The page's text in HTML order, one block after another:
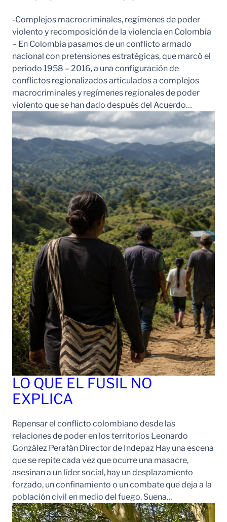
-Complejos macrocriminales, regímenes de poder
violento y recomposición de la violencia en Colombia
– En Colombia pasamos de un conflicto armado
nacional con pretensiones estratégicas, que marcó el
periodo 1958 – 2016, a una configuración de
conflictos regionalizados articulados a complejos
macrocriminales y regímenes regionales de poder
violento que se han dado después del Acuerdo…
LO QUE EL FUSIL NO
EXPLICA
Repensar el conflicto colombiano desde las
relaciones de poder en los territorios Leonardo
González Perafán Director de Indepaz Hay una escena
que se repite cada vez que ocurre una masacre,
asesinan a un líder social, hay un desplazamiento
forzado, un confinamiento o un combate que deja a la
población civil en medio del fuego. Suena…